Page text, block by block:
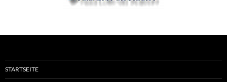
STARTSEITE